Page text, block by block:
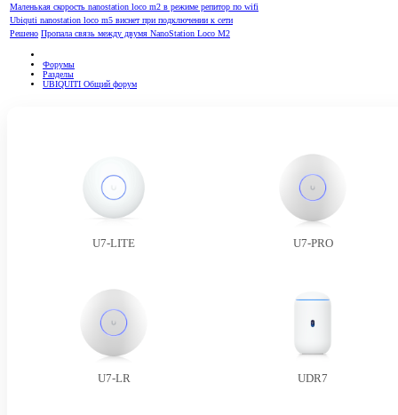
Маленькая скорость nanostation loco m2 в режиме репитор по wifi
Ubiquti nanostation loco m5 виснет при подключении к сети
Решено Пропала связь между двумя NanoStation Loco M2
Форумы
Разделы
UBIQUITI Общий форум
U7-LITE U7-PRO
U7-LR UDR7